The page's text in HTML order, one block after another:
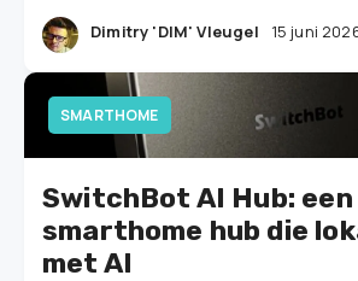
Dimitry 'DIM' Vleugel 15 juni
SMARTHOME
SwitchBot AI Hub: een
smarthome hub die
met AI